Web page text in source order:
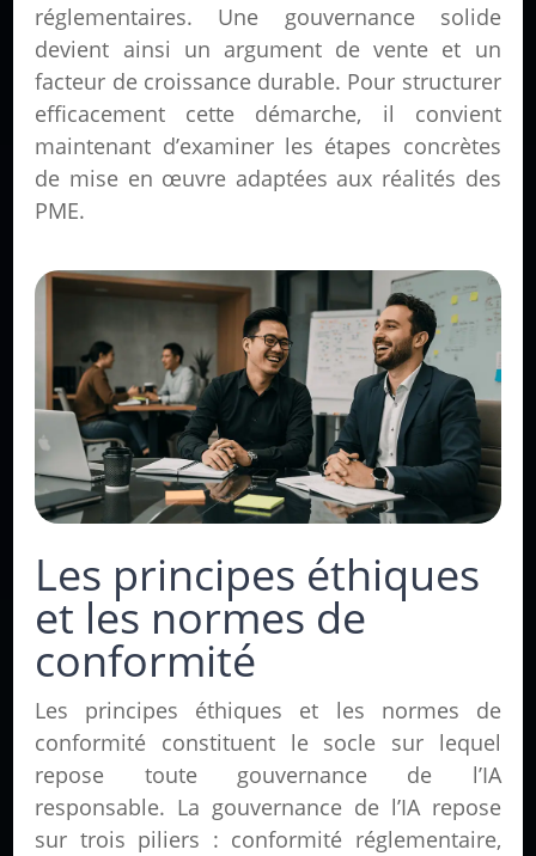
réglementaires. Une gouvernance solide
devient ainsi un argument de vente et un
facteur de croissance durable. Pour structurer
efficacement cette démarche, il convient
maintenant d’examiner les étapes concrètes
de mise en œuvre adaptées aux réalités des
PME.
Les principes éthiques
et les normes de
conformité
Les principes éthiques et les normes de
conformité constituent le socle sur lequel
repose toute gouvernance de l’IA
responsable. La gouvernance de l’IA repose
sur trois piliers : conformité réglementaire,